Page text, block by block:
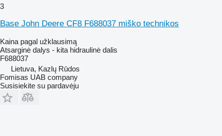
3
Base John Deere CF8 F688037 miško technikos
Kaina pagal užklausimą
Atsarginė dalys - kita hidraulinė dalis
F688037
Lietuva, Kazlų Rūdos
Fomisas UAB company
Susisiekite su pardavėju